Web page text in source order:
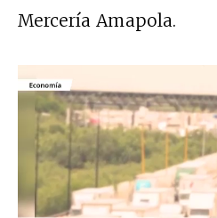
Mercería Amapola.